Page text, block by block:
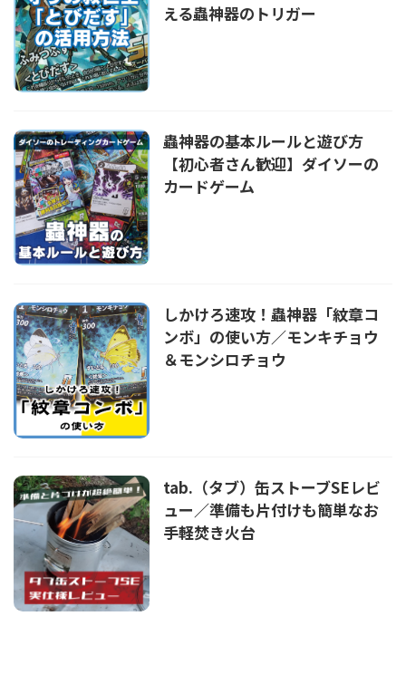
える蟲神器のトリガー
蟲神器の基本ルールと遊び方
【初心者さん歓迎】ダイソーの
カードゲーム
しかけろ速攻！蟲神器「紋章コ
ンボ」の使い方／モンキチョウ
＆モンシロチョウ
tab.（タブ）缶ストーブSEレビ
ュー／準備も片付けも簡単なお
手軽焚き火台